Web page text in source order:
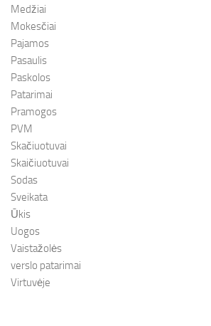
Medžiai
Mokesčiai
Pajamos
Pasaulis
Paskolos
Patarimai
Pramogos
PVM
Skačiuotuvai
Skaičiuotuvai
Sodas
Sveikata
Ūkis
Uogos
Vaistažolės
verslo patarimai
Virtuvėje